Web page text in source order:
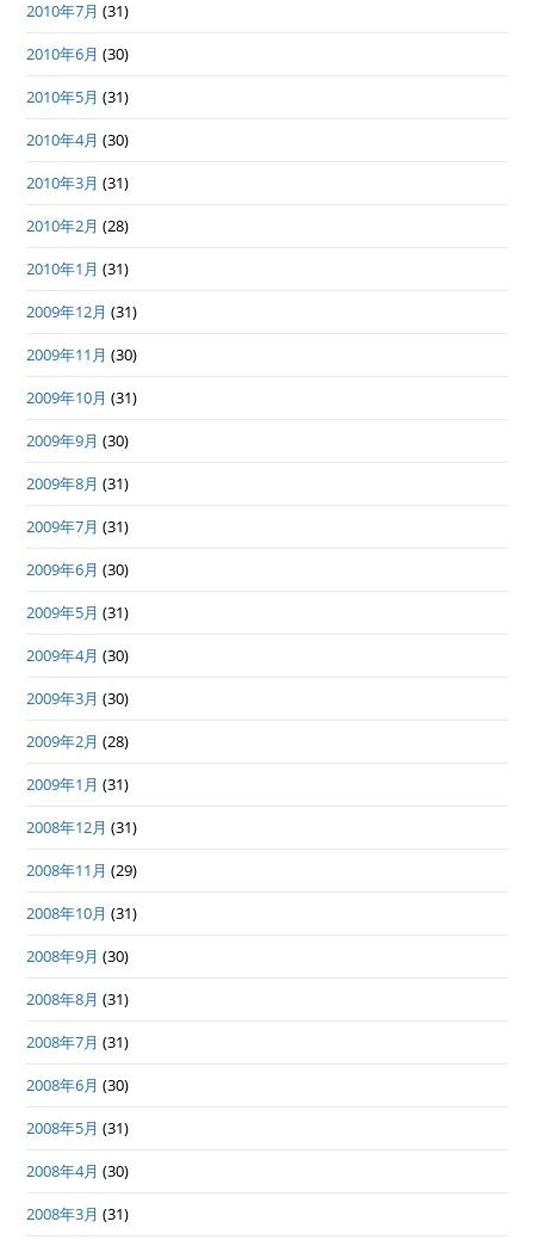
2010年7月 (31)
2010年6月 (30)
2010年5月 (31)
2010年4月 (30)
2010年3月 (31)
2010年2月 (28)
2010年1月 (31)
2009年12月 (31)
2009年11月 (30)
2009年10月 (31)
2009年9月 (30)
2009年8月 (31)
2009年7月 (31)
2009年6月 (30)
2009年5月 (31)
2009年4月 (30)
2009年3月 (30)
2009年2月 (28)
2009年1月 (31)
2008年12月 (31)
2008年11月 (29)
2008年10月 (31)
2008年9月 (30)
2008年8月 (31)
2008年7月 (31)
2008年6月 (30)
2008年5月 (31)
2008年4月 (30)
2008年3月 (31)